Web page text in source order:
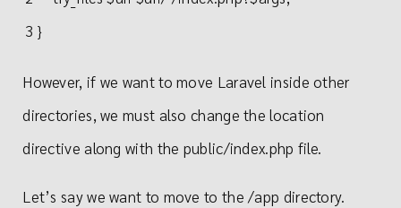
3 }
However, if we want to move Laravel inside other
directories, we must also change the location
directive along with the public/index.php file.
Let’s say we want to move to the /app directory.